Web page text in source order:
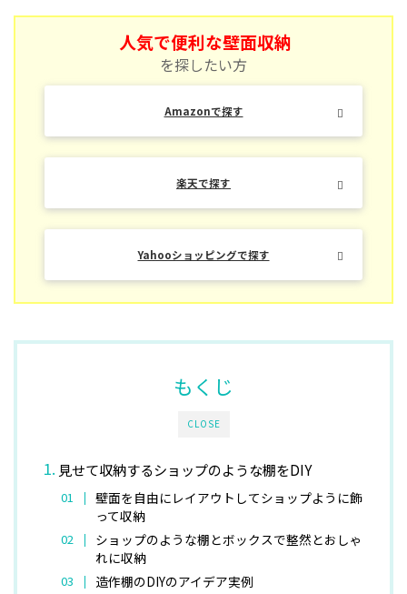
人気で便利な壁面収納
を探したい方
Amazonで探す
楽天で探す
Yahooショッピングで探す
CLOSE
もくじ
見せて収納するショップのような棚をDIY
壁面を自由にレイアウトしてショップように飾
って収納
ショップのような棚とボックスで整然とおしゃ
れに収納
造作棚のDIYのアイデア実例